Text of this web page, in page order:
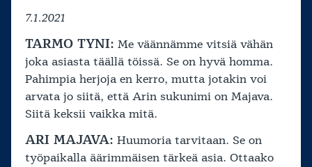
7.1.2021
TARMO TYNI: Me väännämme vitsiä vähän
joka asiasta täällä töissä. Se on hyvä homma.
Pahimpia herjoja en kerro, mutta jotakin voi
arvata jo siitä, että Arin sukunimi on Majava.
Siitä keksii vaikka mitä.
ARI MAJAVA: Huumoria tarvitaan. Se on
työpaikalla äärimmäisen tärkeä asia. Ottaako